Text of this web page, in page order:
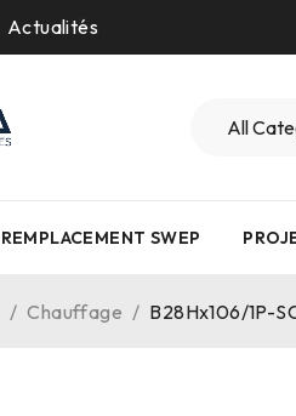
Actualités
REMPLACEMENT SWEP
/ Chauffage / B28Hx106/1P-